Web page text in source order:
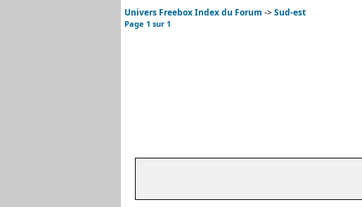
Univers Freebox Index du Forum ->Sud-est
Page 1 sur 1